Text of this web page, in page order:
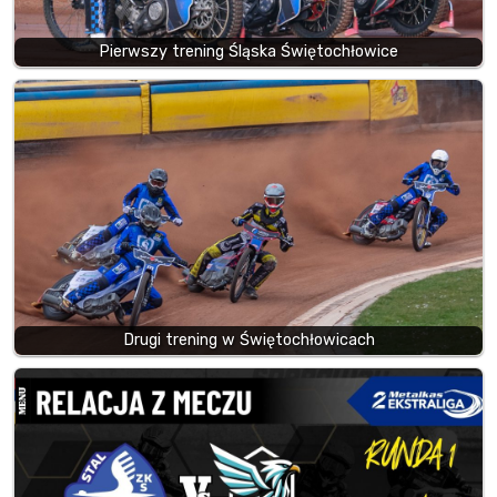
Pierwszy trening Śląska Świętochłowice
Drugi trening w Świętochłowicach